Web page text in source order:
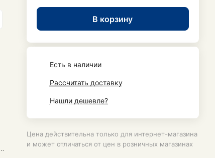
В корзину
Есть в наличии
Рассчитать доставку
Нашли дешевле?
Цена действительна только для интернет-магазина
и может отличаться от цен в розничных магазинах